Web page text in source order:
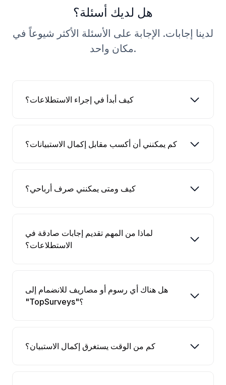
هل لديك أسئلة؟
لدينا إجابات. الإجابة على الأسئلة الأكثر شيوعاً في
مكان واحد.
كيف أبدأ في إجراء الاستطلاعات؟
كم يمكنني أن أكسب مقابل إكمال الاستبيانات؟
كيف ومتى يمكنني صرف أرباحي؟
لماذا من المهم تقديم إجابات صادقة في
الاستطلاعات؟
هل هناك أي رسوم أو مصاريف للانضمام إلى
"TopSurveys"؟
كم من الوقت يستغرق إكمال الاستبيان؟